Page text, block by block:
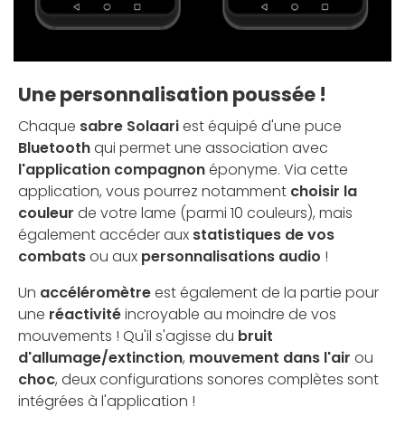
Une personnalisation poussée !
Chaque sabre Solaariest équipé d'une puce
Bluetoothqui permet une association avec
l'application compagnonéponyme. Via cette
application, vous pourrez notamment choisir la
couleur de votre lame (parmi 10 couleurs), mais
également accéder aux statistiques de vos
combatsou aux personnalisations audio !
Un accéléromètreest également de la partie pour
une réactivitéincroyable au moindre de vos
mouvements ! Qu'il s'agisse du bruit
d'allumage/extinction, mouvement dans l'air ou
choc, deux configurations sonores complètes sont
intégrées à l'application !